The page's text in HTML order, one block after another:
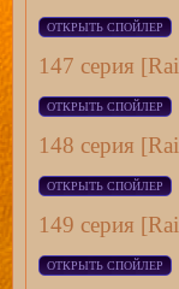
147 серия
148 серия
149 серия